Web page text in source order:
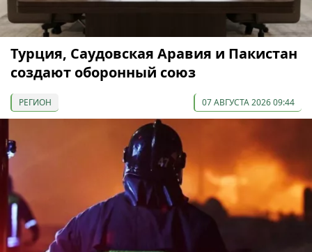
Турция, Саудовская Аравия и Пакистан
создают оборонный союз
РЕГИОН 07 АВГУСТА 2026 09:44